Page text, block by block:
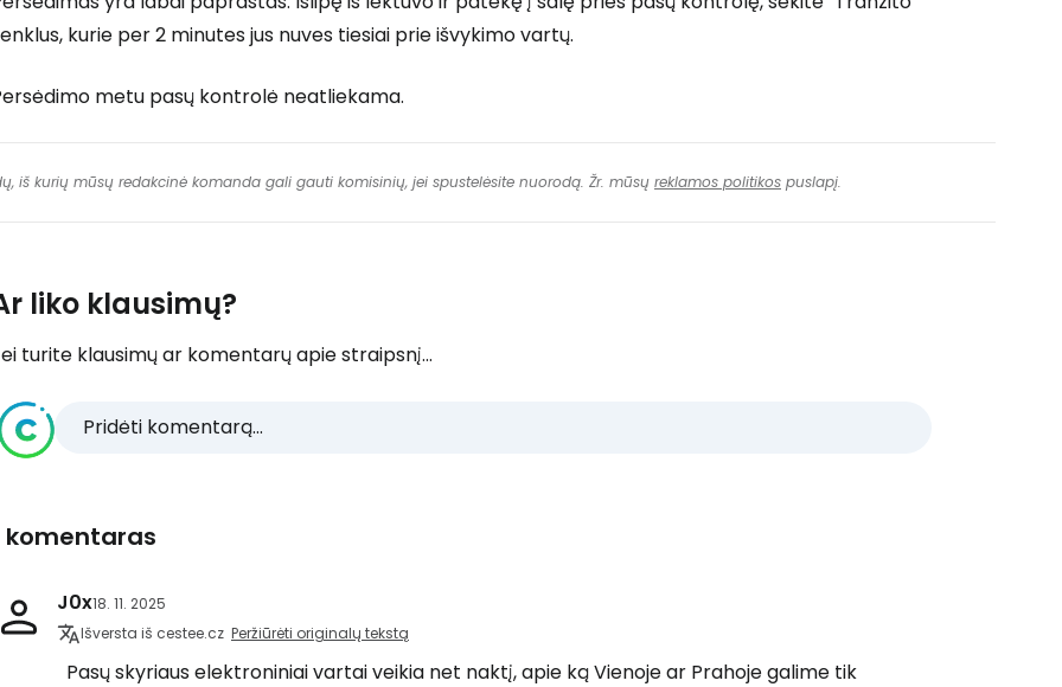
kurie per 2 minutes jus nuves tiesiai prie išvykimo vartų.
metu pasų kontrolė neatliekama.
iš kurių mūsų redakcinė komanda gali gauti komisinių, jei spustelėsite nuorodą. Žr. mūsų reklamos politikos puslapį.
liko klausimų?
turite klausimų ar komentarų apie straipsnį...
Pridėti komentarą...
komentaras
J0x18. 11. 2025
Išversta iš cestee.cz Peržiūrėti originalų tekstą
Pasų skyriaus elektroniniai vartai veikia net naktį, apie ką Vienoje ar Prahoje galime tik